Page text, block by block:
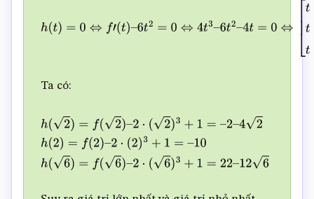
h(t)=f( t)– 2t +1⇒ ′(t) =f′ (t –6 2h( )=0 ⇔f′ (t) –6 t2= 0
Ta có:
h(2)=f( 2) –2⋅( 2) +1= 2 42 h( )=f
2⋅ ( 2 3+ – 10h (6 = 6) – 2⋅( 3 +1 22–126